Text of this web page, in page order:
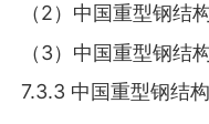
（2）中国重型钢结
（3）中国重型钢结
7.3.3 中国重型钢结